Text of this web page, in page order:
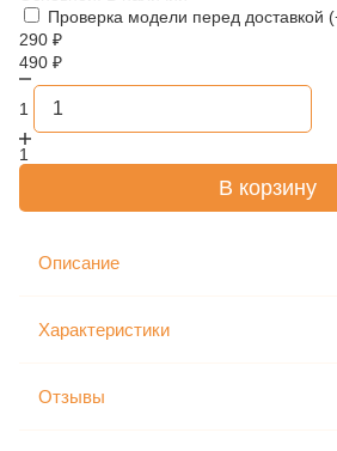
Проверка модели перед доставкой
290 ₽
490 ₽
1
1
В корзину
Описание
Характеристики
Отзывы